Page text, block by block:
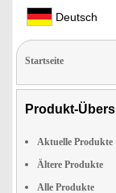
Deutsch
Startseite
Produkt-
Aktuelle Produkte
Ältere Produkte
Alle Produkte